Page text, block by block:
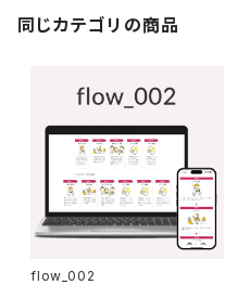
同じカテゴリの商品
flow_002